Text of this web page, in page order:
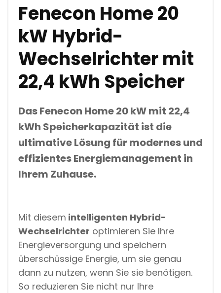
Fenecon Home 20
kW Hybrid-
Wechselrichter mit
22,4 kWh Speicher
Das Fenecon Home 20 kW mit 22,4
kWh Speicherkapazität ist die
ultimative Lösung für modernes und
effizientes Energiemanagement in
Ihrem Zuhause.
Mit diesem intelligenten Hybrid-
Wechselrichter optimieren Sie Ihre
Energieversorgung und speichern
überschüssige Energie, um sie genau
dann zu nutzen, wenn Sie sie benötigen.
So reduzieren Sie nicht nur Ihre